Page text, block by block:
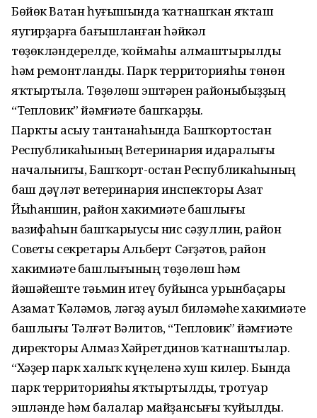
Бөйөк Ватан һуғышында ҡатнашҡан яҡташ
яугирҙарға бағышланған һәйкәл
төҙөкләндерелде, ҡоймаһы алмаштырылды
һәм ремонтланды. Парк территорияһы төнөн
яҡтыртыла. Төҙөлөш эштәрен районыбыҙҙың
“Тепловик” йәмғиәте башҡарҙы.
Паркты асыу тантанаһында Башҡортостан
Республикаһының Ветеринария идаралығы
начальнигы, Башҡорт-остан Республикаһының
баш дәүләт ветеринария инспекторы Азат
Йыһаншин, район хакимиәте башлығы
вазифаһын башҡарыусы Әнис Әсәҙуллин, район
Советы секретары Альберт Сәғҙәтов, район
хакимиәте башлығының төҙөлөш һәм
йәшәйеште тәьмин итеү буйынса урынбаҫары
Азамат Ҡәләмов, Әләгәҙ ауыл биләмәһе хакимиәте
башлығы Тәлғәт Вәлитов, “Тепловик” йәмғиәте
директоры Алмаз Хәйретдинов ҡатнаштылар.
“Хәҙер парк халыҡ күңеленә хуш килер. Бында
парк территорияһы яҡтыртылды, тротуар
эшләнде һәм балалар майҙансығы ҡуйылды.